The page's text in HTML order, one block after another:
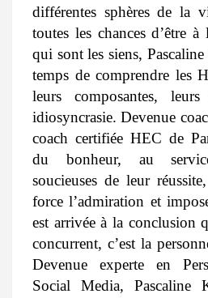
différentes sphères de la
toutes les chances d’être
qui sont les siens,
temps de comprendre les
leurs composantes,
idiosyncrasie. Devenue
coach certifiée HEC de
du bonheur, au
soucieuses de leur
force l’admiration et
est arrivée à la conclusion
concurrent, c’est la
Devenue experte en
Social Media, Pascaline